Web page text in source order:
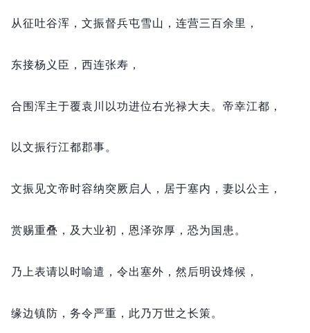
从征吐谷浑， 文振督兵屯雪山， 连营三百余里，
东接杨义臣， 西连张寿，
合围浑主于覆袁川以功进位右光禄大夫。 帝幸江都，
以文振行江都郡事。
文振见文帝时容纳突厥启人， 居于塞内， 妻以公主，
赏赐重叠， 及大业初， 恩泽弥厚， 恐为国患。
乃上表请以时喻遣， 令出塞外， 然后明设烽候，
缘边镇防， 务令严重， 此乃万世之长策。